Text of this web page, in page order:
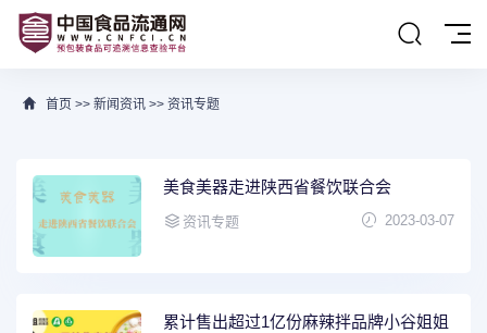
首页 >> 新闻资讯 >> 资讯专题
美食美器走进陕西省餐饮联合会
资讯专题 2023-03-07
累计售出超过1亿份麻辣拌品牌小谷姐姐